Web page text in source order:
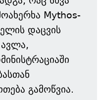
Mythos-
დაცვის
ავლა,
გამოწვია.